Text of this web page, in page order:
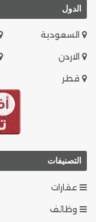
الدول
السعودية
الاردن
قطر
التصنيفات
عقارات
وظائف